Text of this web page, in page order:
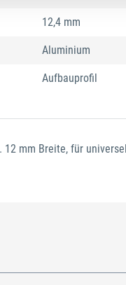
12,4 mm
Aluminium
Aufbauprofil
mm Breite, für